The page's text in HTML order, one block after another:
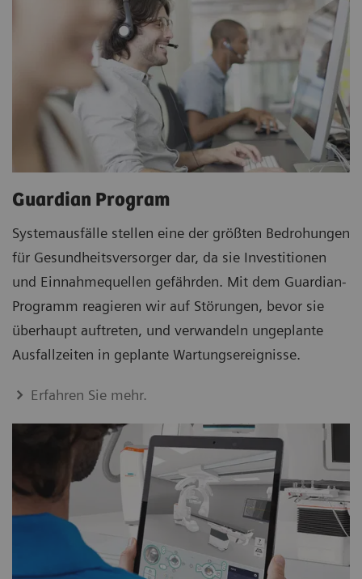
Guardian Program
Systemausfälle stellen eine der größten Bedrohungen
für Gesundheitsversorger dar, da sie Investitionen
und Einnahmequellen gefährden. Mit dem Guardian-
Programm reagieren wir auf Störungen, bevor sie
überhaupt auftreten, und verwandeln ungeplante
Ausfallzeiten in geplante Wartungsereignisse.
Erfahren Sie mehr.